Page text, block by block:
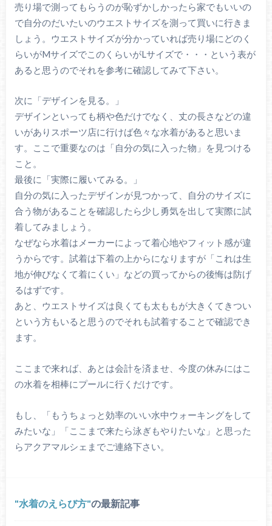
売り場で測ってもらうのが恥ずかしかったら家でもいいの
で自分のだいたいのウエストサイズを測って買いに行きま
しょう。ウエストサイズが分かっていれば売り場にどのく
らいがMサイズでこのくらいがLサイズで・・・という表が
あると思うのでそれを参考に確認してみて下さい。
次に「デザインを見る。」
デザインといっても柄や色だけでなく、丈の長さなどの違
いがありスポーツ店に行けば色々な水着があると思いま
す。ここで重要なのは「自分の気に入った物」を見つける
こと。
最後に「実際に履いてみる。」
自分の気に入ったデザインが見つかって、自分のサイズに
合う物があることを確認したら少し勇気を出して実際に試
着してみましょう。
なぜなら水着はメーカーによって着心地やフィット感が違
うからです。試着は下着の上からになりますが「これは生
地が伸びなくて着にくい」などの買ってからの後悔は防げ
るはずです。
あと、ウエストサイズは良くても太ももが大きくてきつい
という方もいると思うのでそれも試着することで確認でき
ます。
ここまで来れば、あとは会計を済ませ、今度の休みにはこ
の水着を相棒にプールに行くだけです。
もし、「もうちょっと効率のいい水中ウォーキングをして
みたいな」「ここまで来たら泳ぎもやりたいな」と思った
らアクアマルシェまでご連絡下さい。
水着のえらび方 の最新記事